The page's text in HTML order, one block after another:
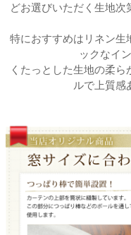
どお選びいただく生地
特におすすめはリネン生
ックなイ
くたっとした生地の柔
ルで上質感